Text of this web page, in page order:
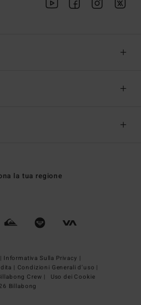
la tua regione
Informativa Sulla Privacy |
| Condizioni Generali d’uso |
Crew |
Uso dei Cookie
Billabong